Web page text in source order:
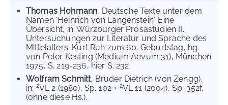
Thomas Hohmann, Deutsche Texte unter dem
Namen 'Heinrich von Langenstein'. Eine
Übersicht, in: Würzburger Prosastudien II.
Untersuchungen zur Literatur und Sprache des
Mittelalters. Kurt Ruh zum 60. Geburtstag, hg.
von Peter Kesting (Medium Aevum 31), München
1975, S. 219-236, hier S. 232.
Wolfram Schmitt, Bruder Dietrich (von Zengg),
in: 2VL 2 (1980), Sp. 102 + 2VL 11 (2004), Sp. 352f.
(ohne diese Hs.).